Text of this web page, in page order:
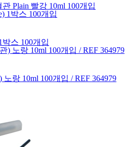
Plain 빨강 10ml 100개입
박스 100개입
랑 10ml 100개입 / REF 364979